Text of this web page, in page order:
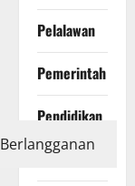
Pelalawan
Pemerintah
Pendidikan
Peristiwa
Berlangganan